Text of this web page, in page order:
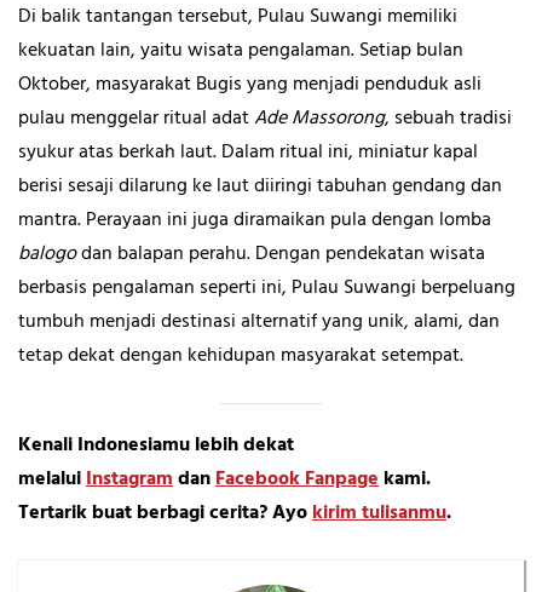
Di balik tantangan tersebut, Pulau Suwangi memiliki
kekuatan lain, yaitu wisata pengalaman. Setiap bulan
Oktober, masyarakat Bugis yang menjadi penduduk asli
pulau menggelar ritual adatAde Massorong, sebuah tradisi
syukur atas berkah laut. Dalam ritual ini, miniatur kapal
berisi sesaji dilarung ke laut diiringi tabuhan gendang dan
mantra. Perayaan ini juga diramaikan pula dengan lomba
balogodan balapan perahu. Dengan pendekatan wisata
berbasis pengalaman seperti ini, Pulau Suwangi berpeluang
tumbuh menjadi destinasi alternatif yang unik, alami, dan
tetap dekat dengan kehidupan masyarakat setempat.
Kenali Indonesiamu lebih dekat
melaluiInstagramdanFacebook Fanpagekami.
Tertarik buat berbagi cerita? Ayokirim tulisanmu.